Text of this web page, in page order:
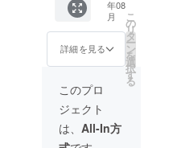
メール
とス
テッ
カー×6
ニング
パー
ティー
招待券
×4枚(1
ご利用
期間：
2023年
9月～
2024年
8月ま
で 他
のサー
ビス券
と併用
不可。
年08
月
詳細を見る
こ
の
リ
タ
ー
ン
を
選
択
す
る
このプロ
ジェクト
は、 All-In方